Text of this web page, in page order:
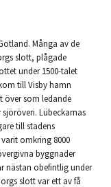
Många av de
slott, plågade
under 1500-talet
till Visby hamn
över som ledande
Lübeckarnas
till stadens
omkring 8000
byggnader
nästan obefintlig under
slott var ett av få